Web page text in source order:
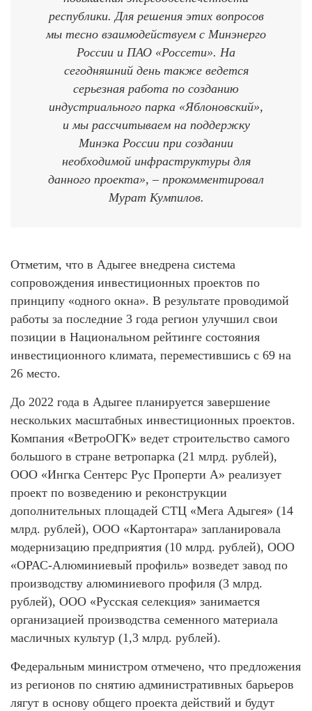
республики. Для решения этих вопросов
мы тесно взаимодействуем с Минэнерго
России и ПАО «Россети». На
сегодняшний день также ведется
серьезная работа по созданию
индустриального парка «Яблоновский»,
и мы рассчитываем на поддержку
Минэка России при создании
необходимой инфраструктуры для
данного проекта», – прокомментировал
Мурат Кумпилов.
Отметим, что в Адыгее внедрена система
сопровождения инвестиционных проектов по
принципу «одного окна». В результате проводимой
работы за последние 3 года регион улучшил свои
позиции в Национальном рейтинге состояния
инвестиционного климата, переместившись с 69 на
26 место.
До 2022 года в Адыгее планируется завершение
нескольких масштабных инвестиционных проектов.
Компания «ВетроОГК» ведет строительство самого
большого в стране ветропарка (21 млрд. рублей),
ООО «Ингка Сентерс Рус Проперти А» реализует
проект по возведению и реконструкции
дополнительных площадей СТЦ «Мега Адыгея» (14
млрд. рублей), ООО «Картонтара» запланировала
модернизацию предприятия (10 млрд. рублей), ООО
«ОРАС-Алюминиевый профиль» возведет завод по
производству алюминиевого профиля (3 млрд.
рублей), ООО «Русская селекция» занимается
организацией производства семенного материала
масличных культур (1,3 млрд. рублей).
Федеральным министром отмечено, что предложения
из регионов по снятию административных барьеров
лягут в основу общего проекта действий и будут